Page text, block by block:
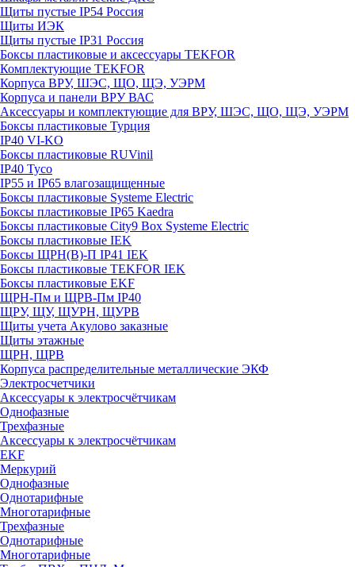
Щиты пустые IP54 Россия
Щиты ИЭК
Щиты пустые IP31 Россия
Боксы пластиковые и аксессуары TEKFOR
Комплектующие TEKFOR
Корпуса ВРУ, ШЭС, ЩО, ЩЭ, УЭРМ
Корпуса и панели ВРУ ВАС
Аксессуары и комплектующие для ВРУ, ШЭС, ЩО, ЩЭ, УЭРМ
Боксы пластиковые Турция
IP40 VI-KO
Боксы пластиковые RUVinil
IP40 Тусо
IP55 и IP65 влагозащищенные
Боксы пластиковые Systeme Electric
Боксы пластиковые IP65 Kaedra
Боксы пластиковые City9 Box Systeme Electric
Боксы пластиковые IEK
Боксы ЩРН(В)-П IP41 IEK
Боксы пластиковые TEKFOR IEK
Боксы пластиковые EKF
ЩРН-Пм и ЩРВ-Пм IP40
ЩРУ, ЩУ, ЩУРН, ЩУРВ
Щиты учета Акулово заказные
Щиты этажные
ЩРН, ЩРВ
Корпуса распределительные металлические ЭКФ
Электросчетчики
Аксессуары к электросчётчикам
Однофазные
Трехфазные
Аксессуары к электросчётчикам
EKF
Меркурий
Однофазные
Однотарифные
Многотарифные
Трехфазные
Однотарифные
Многотарифные